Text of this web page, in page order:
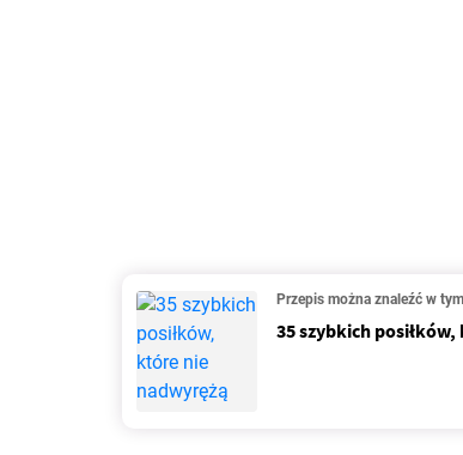
Przepis można znaleźć w
35 szybkich